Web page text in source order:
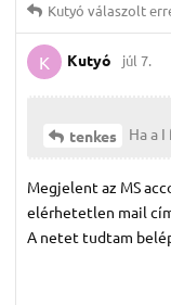
Kutyó válaszolt
K Kutyó júl 7.
tenkes Ha a
Megjelent az MS
elérhetetlen mail
A netet tudtam